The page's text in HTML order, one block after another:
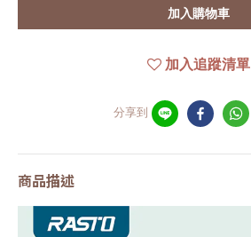
加入購物車
加入追蹤清單
分享到
商品描述